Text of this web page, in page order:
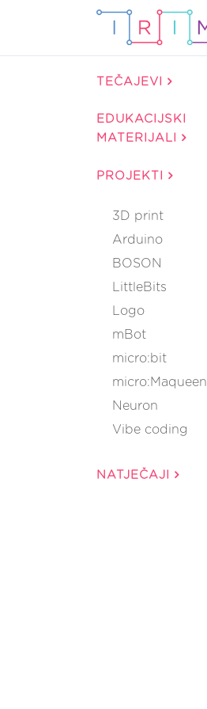
TEČAJEVI
EDUKACIJSKI
MATERIJALI
PROJEKTI
3D print
Arduino
BOSON
LittleBits
Logo
mBot
micro:bit
micro:Maqueen
Neuron
Vibe coding
NATJEČAJI